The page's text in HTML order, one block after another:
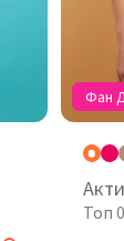
Фан
Топ